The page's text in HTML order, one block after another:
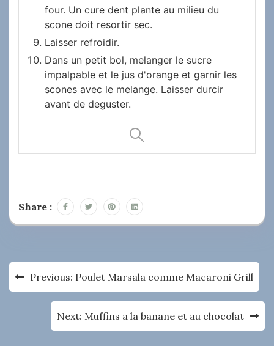
four. Un cure dent plante au milieu du
scone doit resortir sec.
Laisser refroidir.
Dans un petit bol, melanger le sucre
impalpable et le jus d'orange et garnir les
scones avec le melange. Laisser durcir
avant de deguster.
Share :
Navigation
de
l’article
Previous: Poulet Marsala comme Macaroni Grill
Next: Muffins a la banane et au chocolat